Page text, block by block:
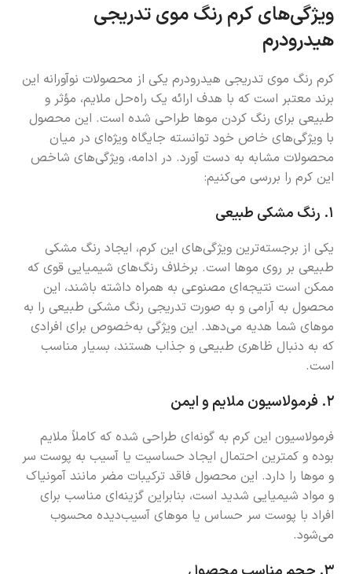
ویژگی‌های کرم رنگ موی تدریجی
هیدرودرم
کرم رنگ موی تدریجی هیدرودرم یکی از محصولات نوآورانه این
برند معتبر است که با هدف ارائه یک راه‌حل ملایم، مؤثر و
طبیعی برای رنگ کردن موها طراحی شده است. این محصول
با ویژگی‌های خاص خود توانسته جایگاه ویژه‌ای در میان
محصولات مشابه به دست آورد. در ادامه، ویژگی‌های شاخص
این کرم را بررسی می‌کنیم:
۱. رنگ مشکی طبیعی
یکی از برجسته‌ترین ویژگی‌های این کرم، ایجاد رنگ مشکی
طبیعی بر روی موها است. برخلاف رنگ‌های شیمیایی قوی که
ممکن است نتیجه‌ای مصنوعی به همراه داشته باشند، این
محصول به آرامی و به صورت تدریجی رنگ مشکی طبیعی را به
موهای شما هدیه می‌دهد. این ویژگی به‌خصوص برای افرادی
که به دنبال ظاهری طبیعی و جذاب هستند، بسیار مناسب
است.
۲. فرمولاسیون ملایم و ایمن
فرمولاسیون این کرم به گونه‌ای طراحی شده که کاملاً ملایم
بوده و کمترین احتمال ایجاد حساسیت یا آسیب به پوست سر
و موها را دارد. این محصول فاقد ترکیبات مضر مانند آمونیاک
و مواد شیمیایی شدید است، بنابراین گزینه‌ای مناسب برای
افراد با پوست سر حساس یا موهای آسیب‌دیده محسوب
می‌شود.